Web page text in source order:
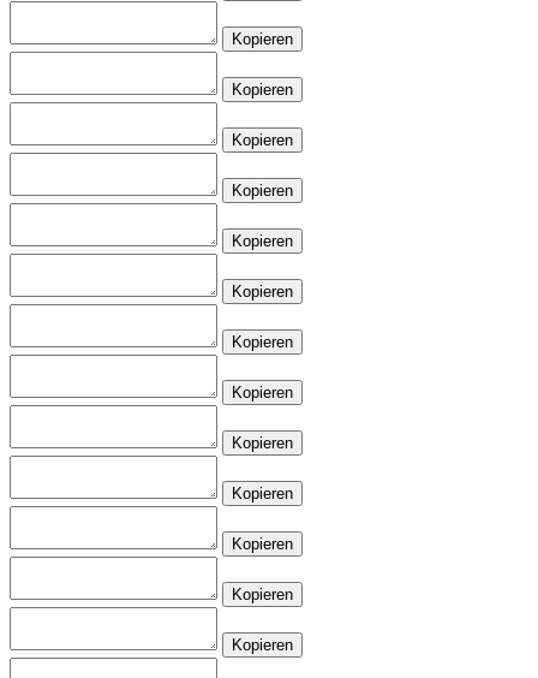
Kopieren
Kopieren
Kopieren
Kopieren
Kopieren
Kopieren
Kopieren
Kopieren
Kopieren
Kopieren
Kopieren
Kopieren
Kopieren